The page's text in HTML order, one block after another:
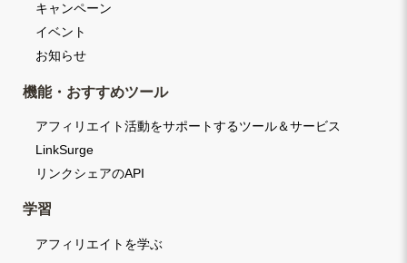
キャンペーン
イベント
お知らせ
機能・おすすめツール
アフィリエイト活動をサポートするツール＆サービス
LinkSurge
リンクシェアのAPI
学習
アフィリエイトを学ぶ